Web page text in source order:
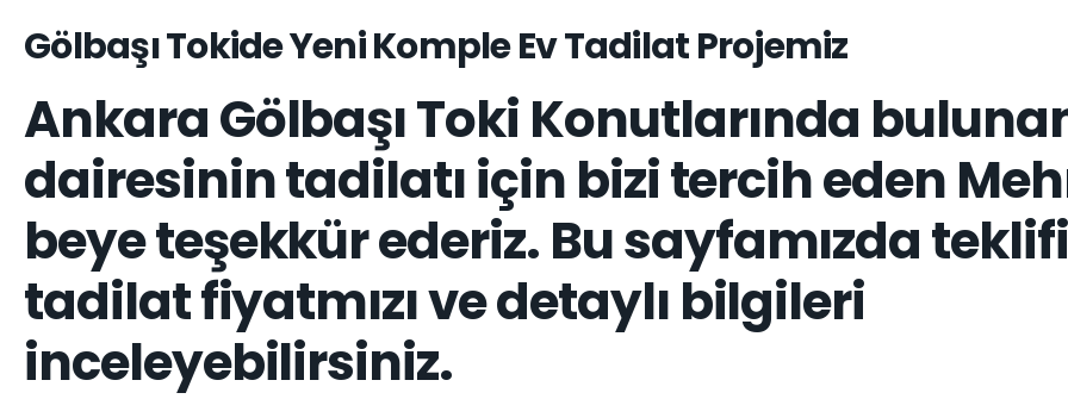
Gölbaşı Tokide Yeni Komple Ev Tadilat Projemiz
Ankara Gölbaşı Toki Konutlarında
dairesinin tadilatı için bizi tercih eden
beye teşekkür ederiz. Bu sayfamızda
tadilat fiyatmızı ve detaylı bilgileri
inceleyebilirsiniz.